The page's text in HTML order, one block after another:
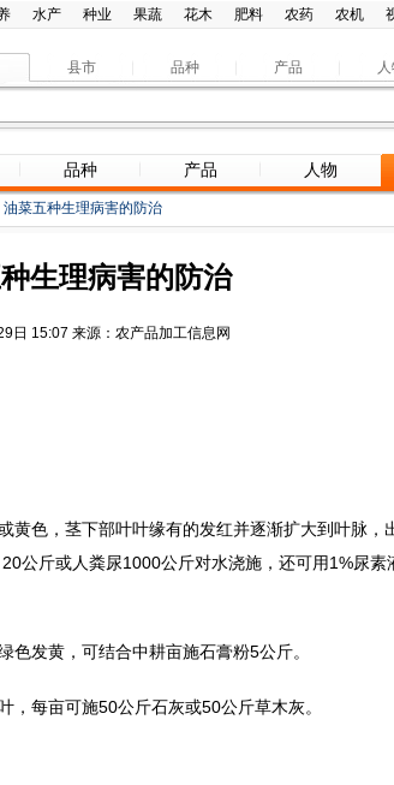
水产 种业 果蔬 花木 肥料 农药 农机
县市 品种 产品
品种 产品 人物
油菜五种生理病害的防治
生理病害的防治
日 15:07 来源：农产品加工信息网
色，茎下部叶叶缘有的发红并逐渐扩大到叶脉，
公斤或人粪尿1000公斤对水浇施，还可用1%尿素
发黄，可结合中耕亩施石膏粉5公斤。
每亩可施50公斤石灰或50公斤草木灰。